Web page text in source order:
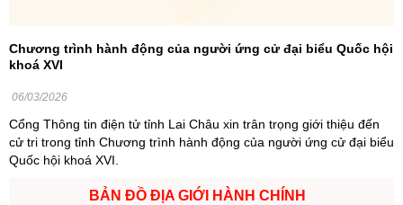
Chương trình hành động của người ứng cử đại biểu Quốc hội
khoá XVI
06/03/2026
Cổng Thông tin điện tử tỉnh Lai Châu xin trân trọng giới thiệu đến
cử tri trong tỉnh Chương trình hành động của người ứng cử đại biểu
Quốc hội khoá XVI.
BẢN ĐỒ ĐỊA GIỚI HÀNH CHÍNH